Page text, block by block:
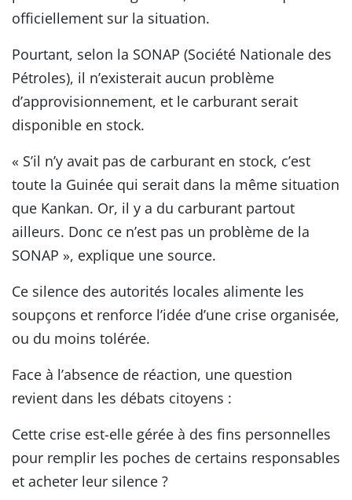
officiellement sur la situation.
Pourtant, selon la SONAP (Société Nationale des
Pétroles), il n’existerait aucun problème
d’approvisionnement, et le carburant serait
disponible en stock.
« S’il n’y avait pas de carburant en stock, c’est
toute la Guinée qui serait dans la même situation
que Kankan. Or, il y a du carburant partout
ailleurs. Donc ce n’est pas un problème de la
SONAP », explique une source.
Ce silence des autorités locales alimente les
soupçons et renforce l’idée d’une crise organisée,
ou du moins tolérée.
Face à l’absence de réaction, une question
revient dans les débats citoyens :
Cette crise est-elle gérée à des fins personnelles
pour remplir les poches de certains responsables
et acheter leur silence ?